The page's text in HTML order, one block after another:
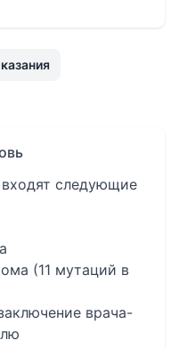
следующие
(11 мутаций в
врача-